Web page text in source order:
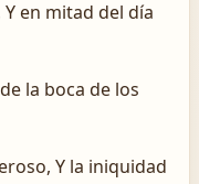
en mitad del día
la boca de los
Y la iniquidad